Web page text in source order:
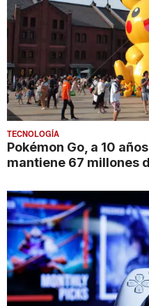
TECNOLOGÍA
Pokémon Go, a 10
mantiene 67 millones